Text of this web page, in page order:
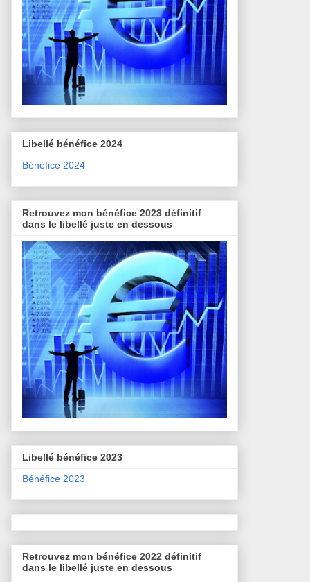
Libellé bénéfice 2024
Bénéfice 2024
Retrouvez mon bénéfice 2023 définitif
dans le libellé juste en dessous
Libellé bénéfice 2023
Bénéfice 2023
Retrouvez mon bénéfice 2022 définitif
dans le libellé juste en dessous